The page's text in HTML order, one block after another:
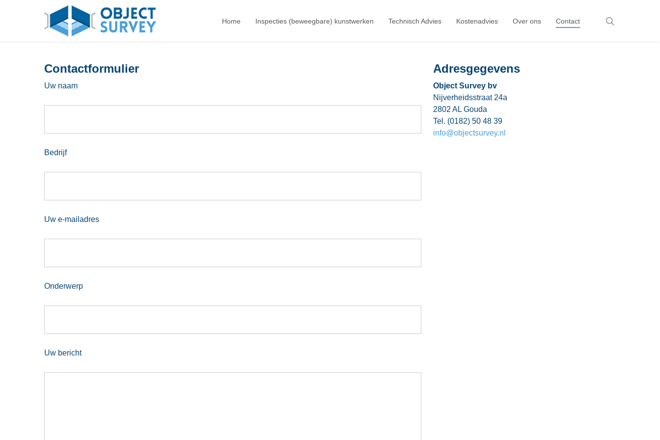
Home Inspecties (beweegbare) kunstwerken Technisch Advies Kostenadvies Over ons Contact
Contactformulier
Uw naam
Bedrijf
Uw e-mailadres
Onderwerp
Uw bericht
Adresgegevens
Object Survey bv
Nijverheidsstraat 24a
2802 AL Gouda
Tel. (0182) 50 48 39
info@objectsurvey.nl